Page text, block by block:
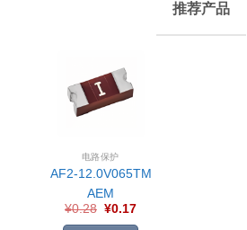
推荐产品
电路保护
AF2-12.0V065TM
AEM
¥0.28 ¥0.17